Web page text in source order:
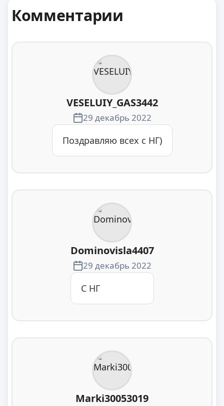
Комментарии
VESELUIY_GAS3442
29 декабрь 2022
Поздравляю всех с НГ)
Dominovisla4407
29 декабрь 2022
С НГ
Marki30053019